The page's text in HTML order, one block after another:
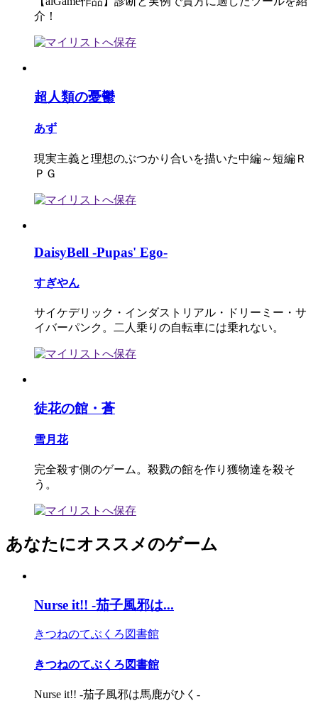
介！
超人類の憂鬱
あず
現実主義と理想のぶつかり合いを描いた中編～短編Ｒ
ＰＧ
DaisyBell -Pupas' Ego-
すぎやん
サイケデリック・インダストリアル・ドリーミー・サ
イバーパンク。二人乗りの自転車には乗れない。
徒花の館・蒼
雪月花
完全殺す側のゲーム。殺戮の館を作り獲物達を殺そ
う。
あなたにオススメのゲーム
Nurse it!! -茄子風邪は...
きつねのてぶくろ図書館
きつねのてぶくろ図書館
Nurse it!! -茄子風邪は馬鹿がひく-